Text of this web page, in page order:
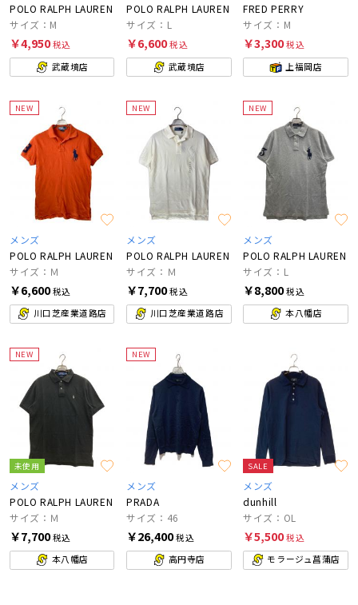
POLO RALPH LAUREN
サイズ：M
￥4,950税込
武蔵境店
POLO RALPH LAUREN
サイズ：L
￥6,600税込
武蔵境店
FRED PERRY
サイズ：M
￥3,300税込
上福岡店
NEW
メンズ
POLO RALPH LAUREN
サイズ：Ｍ
￥6,600税込
川口芝産業道路店
NEW
メンズ
POLO RALPH LAUREN
サイズ：Ｍ
￥7,700税込
川口芝産業道路店
NEW
メンズ
POLO RALPH LAUREN
サイズ：L
￥8,800税込
本八幡店
NEW
未使用
メンズ
POLO RALPH LAUREN
サイズ：Ｍ
￥7,700税込
本八幡店
NEW
メンズ
PRADA
サイズ：46
￥26,400税込
高円寺店
SALE
メンズ
dunhill
サイズ：OL
￥5,500税込
モラージュ菖蒲店